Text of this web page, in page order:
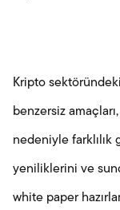
Kripto sektöründeki
benzersiz
nedeniyle farklılık
yeniliklerini ve
white paper